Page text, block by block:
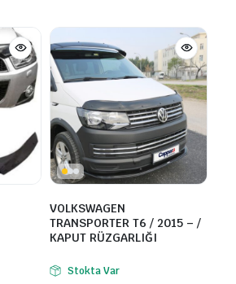
VOLKSWAGEN
TRANSPORTER T6 / 2015 – /
KAPUT RÜZGARLIĞI
Stokta Var